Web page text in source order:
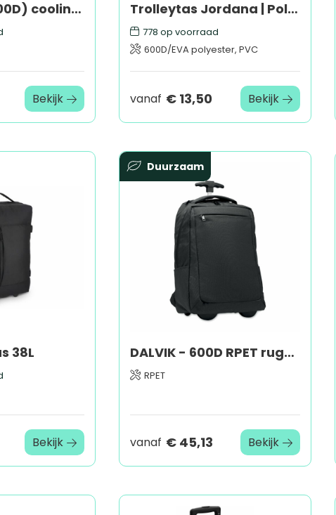
Polyester (600D) cooling trolley Isma
Bekijk
Trolleytas Jordana | Polyester 600D | Opvouwbaar | 20 l
778 op voorraad
600D/EVA polyester, PVC
vanaf € 13,50 Bekijk
38L
Bekijk
Duurzaam
DALVIK - 600D RPET rugzak trolley 15"
RPET
vanaf € 45,13 Bekijk